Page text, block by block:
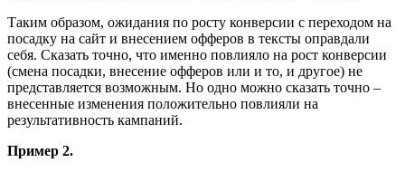
Таким образом, ожидания по росту конверсии с переходом на
посадку на сайт и внесением офферов в тексты оправдали
себя. Сказать точно, что именно повлияло на рост конверсии
(смена посадки, внесение офферов или и то, и другое) не
представляется возможным. Но одно можно сказать точно –
внесенные изменения положительно повлияли на
результативность кампаний.
Пример 2.